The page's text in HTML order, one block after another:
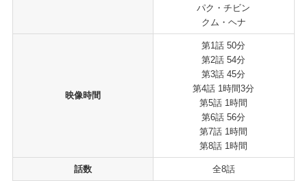
パク・チビン
クム・ヘナ
映像時間
第1話 50分
第2話 54分
第3話 45分
第4話 1時間3分
第5話 1時間
第6話 56分
第7話 1時間
第8話 1時間
話数 全8話